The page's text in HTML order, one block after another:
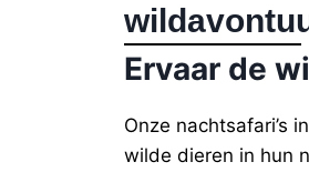
Ervaar de
Onze nachtsafari’s in
wilde dieren in hun